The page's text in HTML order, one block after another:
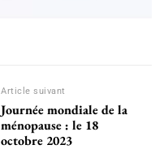
Article suivant
Journée mondiale de la
ménopause : le 18
octobre 2023